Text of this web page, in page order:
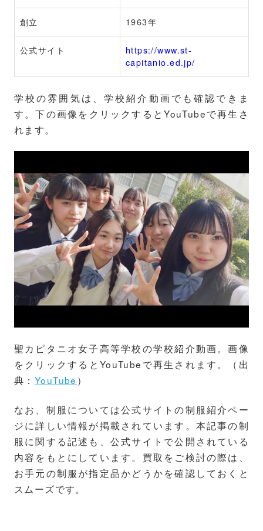
創立 1963年
公式サイト
https://www.st-
capitanio.ed.jp/
学校の雰囲気は、学校紹介動画でも確認できま
す。下の画像をクリックするとYouTubeで再生さ
れます。
聖カピタニオ女子高等学校の学校紹介動画。画像
をクリックするとYouTubeで再生されます。（出
典： YouTube ）
なお、制服については公式サイトの制服紹介ペー
ジに詳しい情報が掲載されています。本記事の制
服に関する記述も、公式サイトで公開されている
内容をもとにしています。買取をご検討の際は、
お手元の制服が指定品かどうかを確認しておくと
スムーズです。